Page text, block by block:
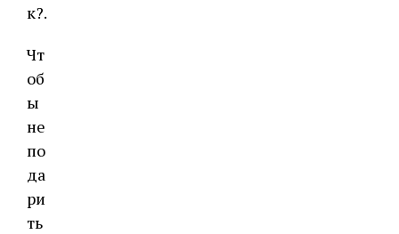
к?.
Чт
об
ы
не
по
да
ри
ть